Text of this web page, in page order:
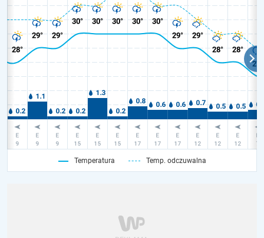
Temperatura Temp. odczuwalna